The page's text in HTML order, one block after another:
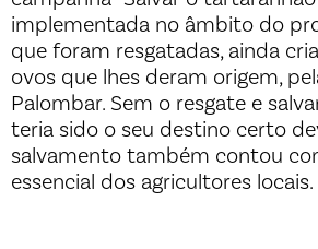
implementada no âmbito do
que foram resgatadas, ainda
ovos que lhes deram origem,
Palombar. Sem o resgate e
teria sido o seu destino certo
salvamento também contou
essencial dos agricultores locais.